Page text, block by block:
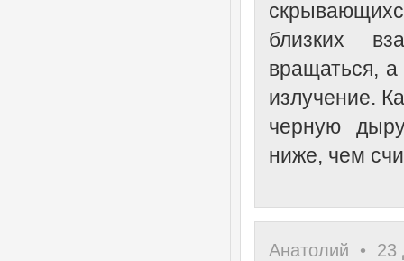
близких
вращаться,
излучение.
черную
ниже, чем
Анатолий • 23